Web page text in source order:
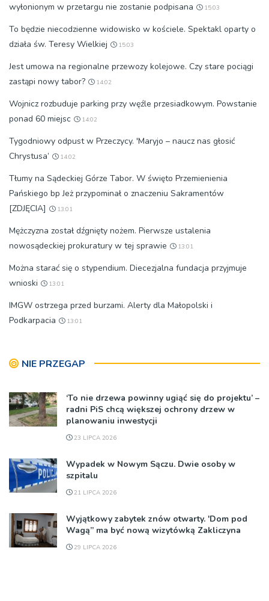
wyłonionym w przetargu nie zostanie podpisana
15:03
To będzie niecodzienne widowisko w kościele. Spektakl oparty o
działa św. Teresy Wielkiej
15:03
Jest umowa na regionalne przewozy kolejowe. Czy stare pociągi
zastąpi nowy tabor?
14:02
Wojnicz rozbuduje parking przy węźle przesiadkowym. Powstanie
ponad 60 miejsc
14:02
Tygodniowy odpust w Przeczycy. 'Maryjo – naucz nas głosić
Chrystusa’
14:02
Tłumy na Sądeckiej Górze Tabor. W święto Przemienienia
Pańskiego bp Jeż przypominał o znaczeniu Sakramentów
[ZDJĘCIA]
13:01
Mężczyzna został dźgnięty nożem. Pierwsze ustalenia
nowosądeckiej prokuratury w tej sprawie
13:01
Można starać się o stypendium. Diecezjalna fundacja przyjmuje
wnioski
13:01
IMGW ostrzega przed burzami. Alerty dla Małopolski i
Podkarpacia
13:01
NIE PRZEGAP
‘To nie drzewa powinny ugiąć się do projektu’ –
radni PiS chcą większej ochrony drzew w
planowaniu inwestycji
23 LIPCA 2026
Wypadek w Nowym Sączu. Dwie osoby w
szpitalu
21 LIPCA 2026
Wyjątkowy zabytek znów otwarty. 'Dom pod
Wagą” ma być nową wizytówką Zakliczyna
29 LIPCA 2026